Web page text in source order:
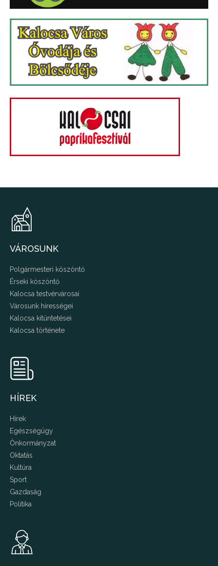
VÁROSUNK
Polgármesteri köszöntő
Érseki köszöntő
Kalocsa testvérvárosai
Városunk hírességei
Kalocsa kitüntetései
Kalocsa története
HÍREK
Hírek
Egészségügy
Önkormányzat
Oktatás
Kultúra
Sport
Gazdaság
Politika